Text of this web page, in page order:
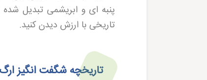
پنبه ای و ابریشمی تبدیل شده
تاریخی با ارزش دیدن کنید.
تاریخچه شگفت‌ انگیز